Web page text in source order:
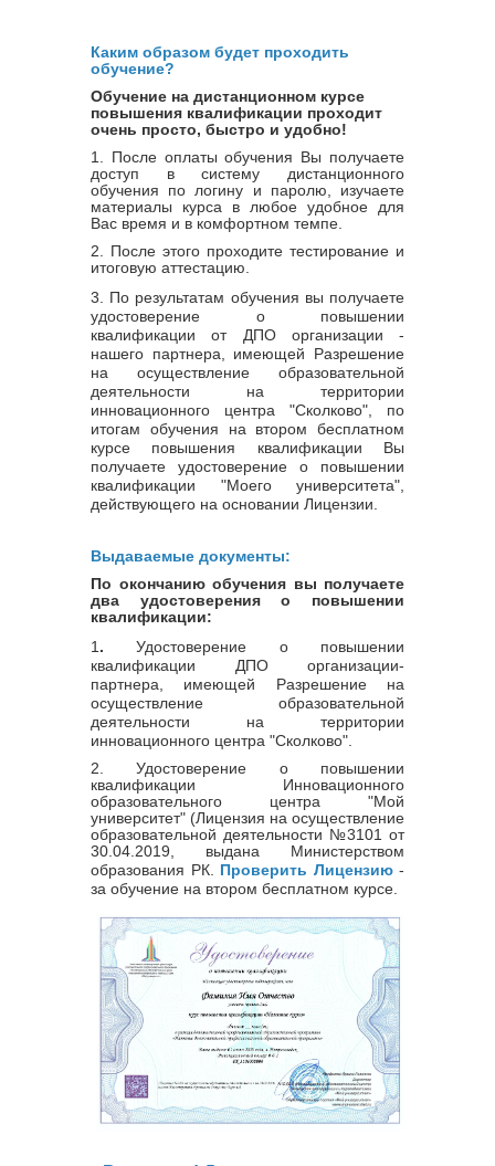
Каким образом будет проходить
обучение?
Обучение на дистанционном курсе
повышения квалификации проходит
очень просто, быстро и удобно!
1. После оплаты обучения Вы получаете
доступ в систему дистанционного
обучения по логину и паролю, изучаете
материалы курса в любое удобное для
Вас время и в комфортном темпе.
2. После этого проходите тестирование и
итоговую аттестацию.
3. По результатам обучения вы получаете
удостоверение о повышении
квалификации от ДПО организации -
нашего партнера, имеющей Разрешение
на осуществление образовательной
деятельности на территории
инновационного центра "Сколково", по
итогам обучения на втором бесплатном
курсе повышения квалификации Вы
получаете удостоверение о повышении
квалификации "Моего университета",
действующего на основании Лицензии
Выдаваемые документы:
По окончанию обучения вы получаете
два удостоверения о повышении
квалификации:
1 .Удостоверение о повышении
квалификации ДПО организации-
партнера, имеющей Разрешение на
осуществление образовательной
деятельности на территории
инновационного центра "Сколково".
2. Удостоверение о повышении
квалификации Инновационного
образовательного центра "Мой
университет" (Лицензия на осуществление
образовательной деятельности №3101 от
30.04.2019, выдана Министерством
образования РК. Проверить Лицензию -
за обучение на втором бесплатном курсе.